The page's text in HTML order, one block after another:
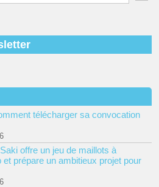
télécharger sa convocation
offre un jeu de maillots à
prépare un ambitieux projet pour